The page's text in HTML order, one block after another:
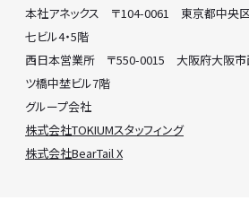
本社アネックス 〒104-0061 東京都中央
七ビル4・5階
西日本営業所 〒550-0015 大阪府大阪市
ツ橋中埜ビル7階
グループ会社
株式会社TOKIUMスタッフィング
株式会社BearTail X